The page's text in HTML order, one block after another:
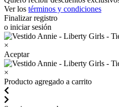
Ver los términos y condiciones
Finalizar registro
o iniciar sesión
×
Aceptar
×
Producto agregado a carrito